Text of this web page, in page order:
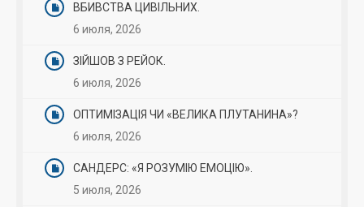
ВБИВСТВА ЦИВІЛЬНИХ.
6 июля, 2026
ЗІЙШОВ З РЕЙОК.
6 июля, 2026
ОПТИМІЗАЦІЯ ЧИ «ВЕЛИКА ПЛУТАНИНА»?
6 июля, 2026
САНДЕРС: «Я РОЗУМІЮ ЕМОЦІЮ».
5 июля, 2026